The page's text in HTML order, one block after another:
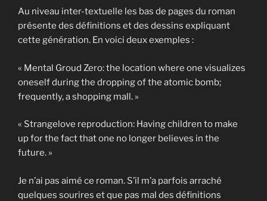
Au niveau inter-textuelle les bas de pages du roman
présente des définitions et des dessins expliquant
cette génération. En voici deux exemples :
« Mental Groud Zero: the location where one visualizes
oneself during the dropping of the atomic bomb;
frequently, a shopping mall. »
« Strangelove reproduction: Having children to make
up for the fact that one no longer believes in the
future. »
Je n’ai pas aimé ce roman. S’il m’a parfois arraché
quelques sourires et que pas mal des définitions